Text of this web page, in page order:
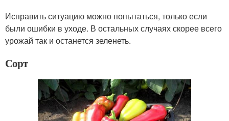
Исправить ситуацию можно попытаться, только если
были ошибки в уходе. В остальных случаях скорее всего
урожай так и останется зеленеть.
Сорт